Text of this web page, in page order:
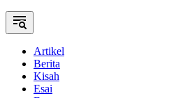
Artikel
Berita
Kisah
Esai